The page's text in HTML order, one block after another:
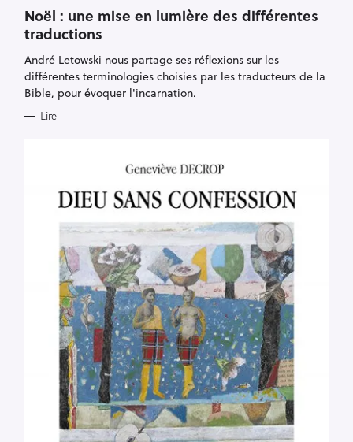
T
E
G
O
R
I
E
S
Noël : une mise en lumière des différentes
traductions
André Letowski nous partage ses réflexions sur les
différentes terminologies choisies par les traducteurs de la
Bible, pour évoquer l'incarnation.
Lire